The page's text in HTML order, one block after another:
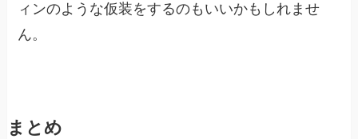
ィンのような仮装をするのもいいかもしれませ
ん。
まとめ